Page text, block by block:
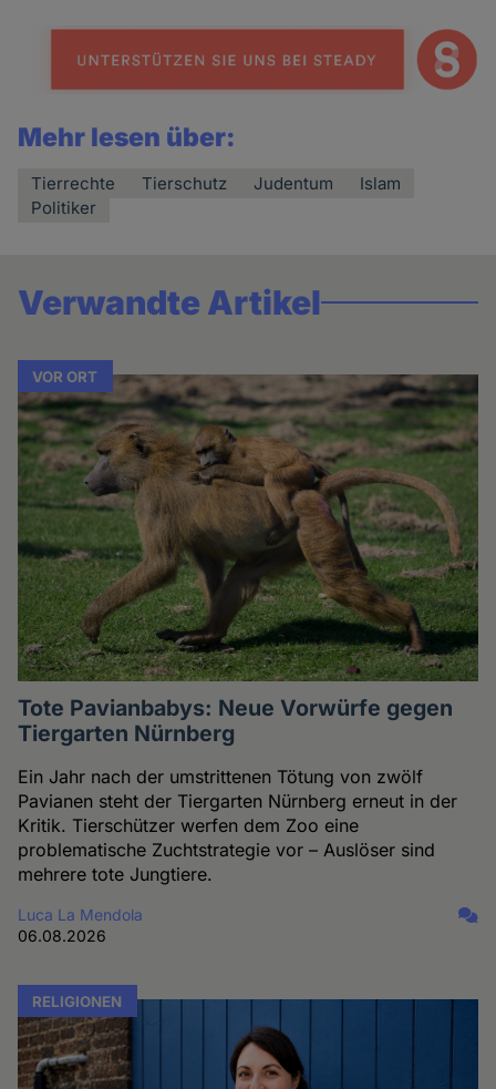
Mehr lesen über:
Tierrechte Tierschutz Judentum
Islam
Politiker
Verwandte Artikel
VOR ORT
Tote Pavianbabys: Neue Vorwürfe gegen
Tiergarten Nürnberg
Ein Jahr nach der umstrittenen Tötung von zwölf
Pavianen steht der Tiergarten Nürnberg erneut in der
Kritik. Tierschützer werfen dem Zoo eine
problematische Zuchtstrategie vor – Auslöser sind
mehrere tote Jungtiere.
Luca La Mendola
06.08.2026
RELIGIONEN